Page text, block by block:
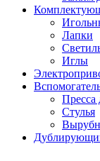
Лапки
Иглы
Пресса
Стулья